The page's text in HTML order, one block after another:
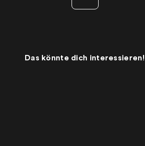
Das könnte dich interessieren!